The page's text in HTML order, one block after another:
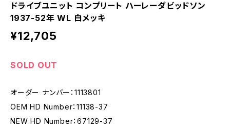
ドライブユニット コンプリート ハーレーダビッドソン
1937-52年 WL 白メッキ
¥12,705
SOLD OUT
オーダー ナンバー：1113801
OEM HD Number：11138-37
NEW HD Number：67129-37